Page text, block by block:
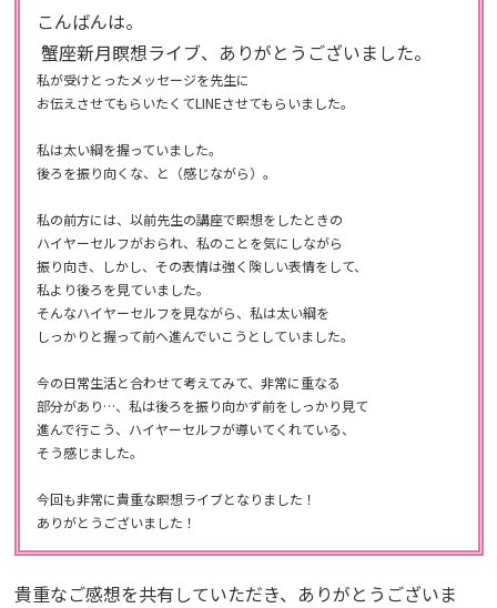
こんばんは。
蟹座新月瞑想ライブ、ありがとうございました。
私が受けとったメッセージを先生に
お伝えさせてもらいたくてLINEさせてもらいました。
私は太い綱を握っていました。
私の前方には、以前先生の講座で瞑想をしたときの
ハイヤーセルフがおられ、 私のことを気にしながら
振り向き、しかし、 その表情は強く険しい表情をして、
私より後ろを見ていました。
そんなハイヤーセルフを見ながら、 私は太い綱を
しっかりと握って前へ進んでいこうとしていました。
今の日常生活と合わせて考えてみて、非常に重なる
部分があり…、 私は後ろを振り向かず前をしっかり見て
進んで行こう、 ハイヤーセルフが導いてくれている、
そう感じました。
今回も非常に貴重な瞑想ライブとなりました！
ありがとうございました！
貴重なご感想を共有していただき、ありがとうございま